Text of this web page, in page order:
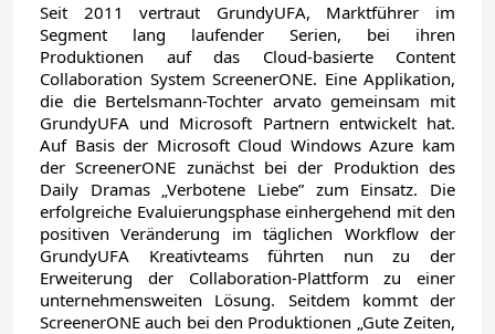
Seit 2011 vertraut GrundyUFA, Marktführer im
Segment lang laufender Serien, bei ihren
Produktionen auf das Cloud-basierte Content
Collaboration System ScreenerONE. Eine Applikation,
die die Bertelsmann-Tochter arvato gemeinsam mit
GrundyUFA und Microsoft Partnern entwickelt hat.
Auf Basis der Microsoft Cloud Windows Azure kam
der ScreenerONE zunächst bei der Produktion des
Daily Dramas „Verbotene Liebe” zum Einsatz. Die
erfolgreiche Evaluierungsphase einhergehend mit den
positiven Veränderung im täglichen Workflow der
GrundyUFA Kreativteams führten nun zu der
Erweiterung der Collaboration-Plattform zu einer
unternehmensweiten Lösung. Seitdem kommt der
ScreenerONE auch bei den Produktionen „Gute Zeiten,